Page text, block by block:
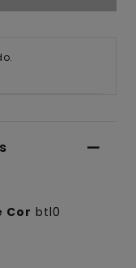
Cor btl0